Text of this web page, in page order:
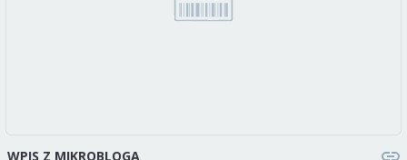
WPIS Z MIKROBLOGA